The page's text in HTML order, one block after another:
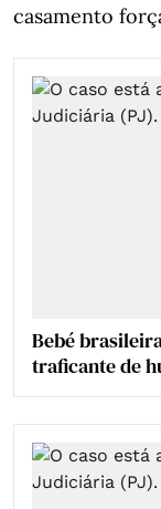
casamento
Bebé
traficante de